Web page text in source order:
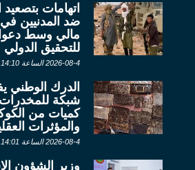
اتهامات
ضد المدنيين
مالي وسط
للتحقيق الدولي
2026-08-4 الساعة 14:10
الدرك الوطني
شبكة
كميات من
والمؤثرات
2026-08-4 الساعة 14:01
وزير الشؤون